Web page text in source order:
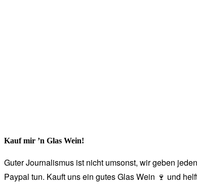
Kauf mir ’n Glas Wein!
Guter Journalismus ist nicht umsonst, wir geben
Paypal tun. Kauft uns ein gutes Glas Wein 🍷 und